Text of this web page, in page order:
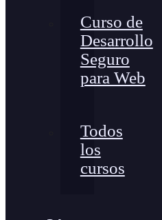
Curso de
Desarrollo
Seguro
para Web
Todos
los
cursos